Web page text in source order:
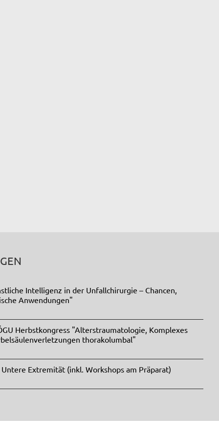
Intelligenz in der Unfallchirurgie – Chancen,
Anwendungen"
Herbstkongress "Alterstraumatologie, Komplexes
thorakolumbal"
Extremität (inkl. Workshops am Präparat)